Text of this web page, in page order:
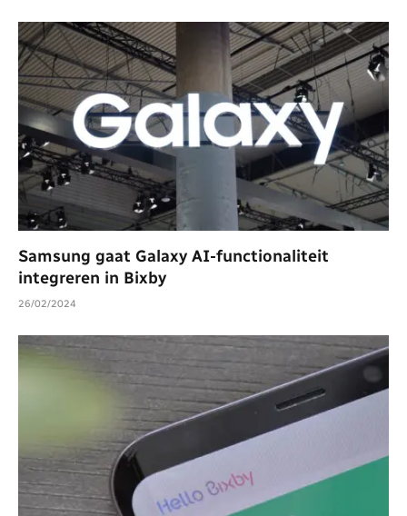
Samsung gaat Galaxy AI-functionaliteit
integreren in Bixby
26/02/2024